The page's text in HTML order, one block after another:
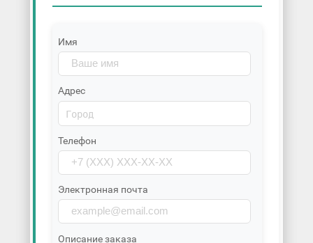
Имя
Адрес
Телефон
Электронная почта
Описание заказа